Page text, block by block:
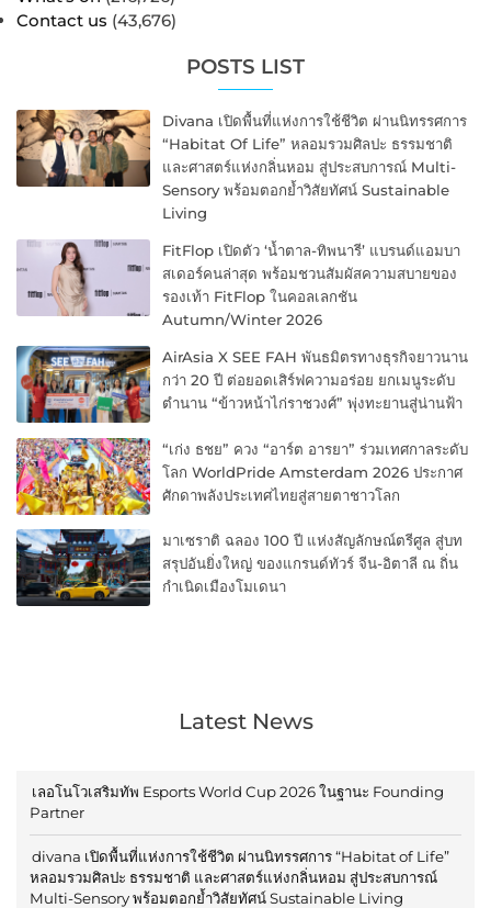
Contact us (43,676)
POSTS LIST
Divana เปิดพื้นที่แห่งการใช้ชีวิต ผ่านนิทรรศการ
“Habitat Of Life” หลอมรวมศิลปะ ธรรมชาติ
และศาสตร์แห่งกลิ่นหอม สู่ประสบการณ์ Multi-
Sensory พร้อมตอกย้ำวิสัยทัศน์ Sustainable
Living
FitFlop เปิดตัว ‘น้ำตาล-ทิพนารี’ แบรนด์แอมบา
สเดอร์คนล่าสุด พร้อมชวนสัมผัสความสบายของ
รองเท้า FitFlop ในคอลเลกชัน
Autumn/Winter 2026
AirAsia X SEE FAH พันธมิตรทางธุรกิจยาวนาน
กว่า 20 ปี ต่อยอดเสิร์ฟความอร่อย ยกเมนูระดับ
ตำนาน “ข้าวหน้าไก่ราชวงศ์” พุ่งทะยานสู่น่านฟ้า
“เก่ง ธชย” ควง “อาร์ต อารยา” ร่วมเทศกาลระดับ
โลก WorldPride Amsterdam 2026 ประกาศ
ศักดาพลังประเทศไทยสู่สายตาชาวโลก
มาเซราติ ฉลอง 100 ปี แห่งสัญลักษณ์ตรีศูล สู่บท
สรุปอันยิ่งใหญ่ ของแกรนด์ทัวร์ จีน-อิตาลี ณ ถิ่น
กำเนิดเมืองโมเดนา
Latest News
เลอโนโวเสริมทัพ Esports World Cup 2026 ในฐานะ Founding
Partner
divana เปิดพื้นที่แห่งการใช้ชีวิต ผ่านนิทรรศการ “Habitat of Life”
หลอมรวมศิลปะ ธรรมชาติ และศาสตร์แห่งกลิ่นหอม สู่ประสบการณ์
Multi-Sensory พร้อมตอกย้ำวิสัยทัศน์ Sustainable Living